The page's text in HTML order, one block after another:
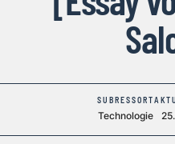
SUBRESSORT
Technologie